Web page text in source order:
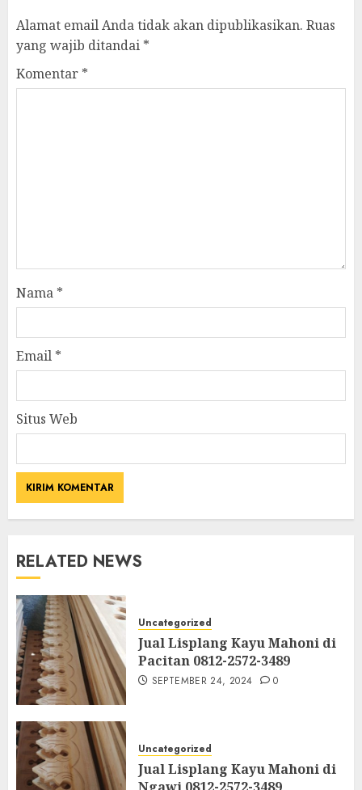
Alamat email Anda tidak akan dipublikasikan. Ruas
yang wajib ditandai *
Komentar *
Nama *
Email *
Situs Web
RELATED NEWS
Uncategorized
Jual Lisplang Kayu Mahoni di
Pacitan 0812-2572-3489
SEPTEMBER 24, 2024 0
Uncategorized
Jual Lisplang Kayu Mahoni di
Ngawi 0812-2572-3489